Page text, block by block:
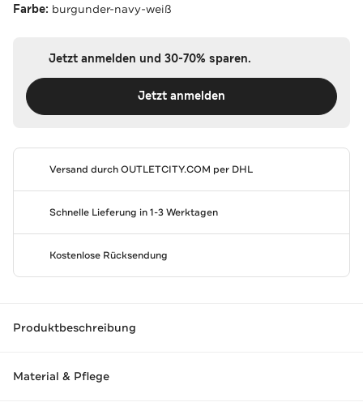
Farbe: burgunder-navy-weiß
Jetzt anmelden und 30-70% sparen.
Jetzt anmelden
Versand durchOUTLETCITY.COM per DHL
Schnelle Lieferung in 1-3 Werktagen
Kostenlose Rücksendung
Produktbeschreibung
Material & Pflege